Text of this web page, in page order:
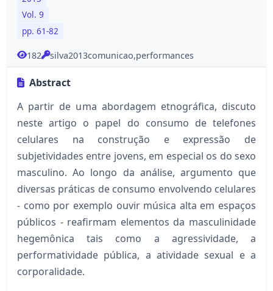
Vol. 9
pp. 61-82
182 silva2013comunicao,performances
Abstract
A partir de uma abordagem etnográfica, discuto
neste artigo o papel do consumo de telefones
celulares na construção e expressão de
subjetividades entre jovens, em especial os do sexo
masculino. Ao longo da análise, argumento que
diversas práticas de consumo envolvendo celulares
- como por exemplo ouvir música alta em espaços
públicos - reafirmam elementos da masculinidade
hegemônica tais como a agressividade, a
performatividade pública, a atividade sexual e a
corporalidade.